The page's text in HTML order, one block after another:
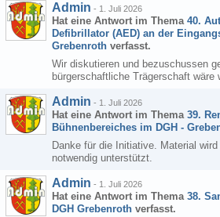
Admin - 1. Juli 2026
Hat eine Antwort im Thema 40.
Defibrillator (AED) an der
Grebenroth verfasst.
Wir diskutieren und bezuschussen
bürgerschaftliche Trägerschaft wäre
Admin - 1. Juli 2026
Hat eine Antwort im Thema 39.
Bühnenbereiches im DGH -
Danke für die Initiative. Material
notwendig unterstützt.
Admin - 1. Juli 2026
Hat eine Antwort im Thema 38.
DGH Grebenroth verfasst.